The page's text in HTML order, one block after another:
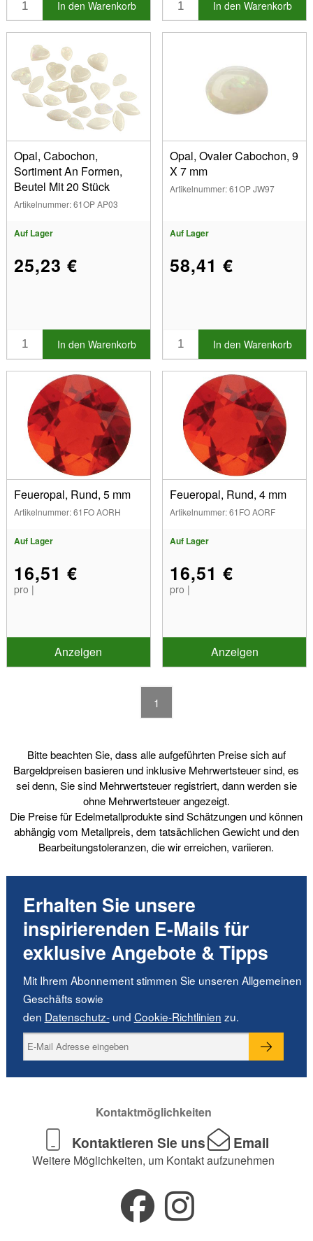
In den Warenkorb In den Warenkorb
Opal, Cabochon,
Sortiment An Formen,
Beutel Mit 20 Stück
Artikelnummer: 61OP AP03
Auf Lager
25,23 €
In den Warenkorb
Opal, Ovaler Cabochon, 9
X 7 mm
Artikelnummer: 61OP JW97
Auf Lager
58,41 €
In den Warenkorb
Feueropal, Rund, 5 mm
Artikelnummer: 61FO AORH
Auf Lager
16,51 €
pro |
Anzeigen
Feueropal, Rund, 4 mm
Artikelnummer: 61FO AORF
Auf Lager
16,51 €
pro |
Anzeigen
1
Bitte beachten Sie, dass alle aufgeführten Preise sich auf
Bargeldpreisen basieren und inklusive Mehrwertsteuer sind, es
sei denn, Sie sind Mehrwertsteuer registriert, dann werden sie
ohne Mehrwertsteuer angezeigt.
Die Preise für Edelmetallprodukte sind Schätzungen und können
abhängig vom Metallpreis, dem tatsächlichen Gewicht und den
Bearbeitungstoleranzen, die wir erreichen, variieren.
Erhalten Sie unsere
inspirierenden E-Mails für
exklusive Angebote & Tipps
Mit Ihrem Abonnement stimmen Sie unseren Allgemeinen
Geschäfts sowie
den Datenschutz-und Cookie-Richtlinien zu.
Kontaktmöglichkeiten
Kontaktieren Sie uns Email
Weitere Möglichkeiten, um Kontakt aufzunehmen